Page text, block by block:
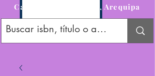
Calle San Agustín 201, Arequipa